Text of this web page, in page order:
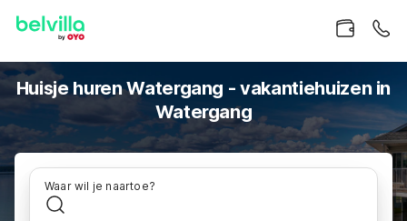
Huisje huren Watergang - vakantiehuizen in
Watergang
Waar wil je naartoe?